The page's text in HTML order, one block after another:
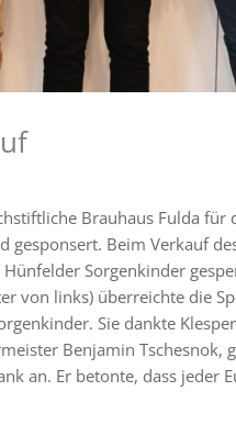
Brauhaus Fulda für
Beim Verkauf
Sorgenkinder
von links) überreichte die
Sie dankte
Benjamin Tschesnok,
an. Er betonte, dass jeder